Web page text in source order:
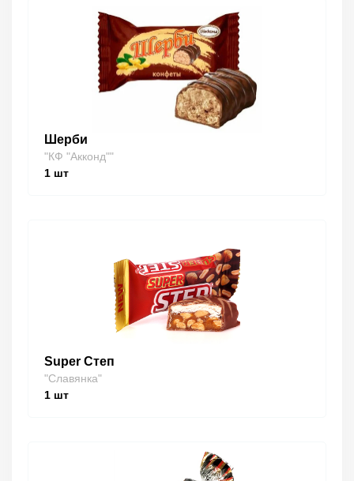
Шерби
"КФ "Акконд""
1 шт
Super Степ
"Славянка"
1 шт